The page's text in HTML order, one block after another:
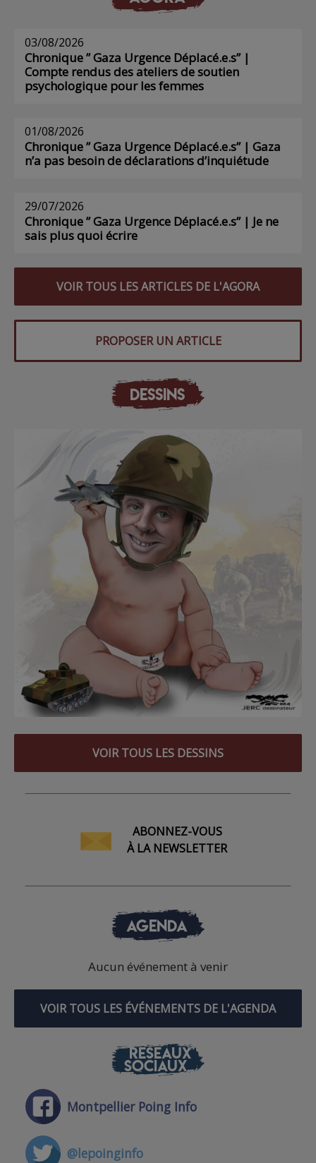
03/08/2026
Chronique ” Gaza Urgence Déplacé.e.s” |
Compte rendus des ateliers de soutien
psychologique pour les femmes
01/08/2026
Chronique ” Gaza Urgence Déplacé.e.s” | Gaza
n’a pas besoin de déclarations d’inquiétude
29/07/2026
Chronique ” Gaza Urgence Déplacé.e.s” | Je ne
sais plus quoi écrire
VOIR TOUS LES ARTICLES DE L'AGORA
PROPOSER UN ARTICLE
DESSINS
VOIR TOUS LES DESSINS
ABONNEZ-VOUS
À LA NEWSLETTER
AGENDA
Aucun événement à venir
VOIR TOUS LES ÉVÉNEMENTS DE L'AGENDA
RÉSEAUX
SOCIAUX
Montpellier Poing Info
@lepoinginfo